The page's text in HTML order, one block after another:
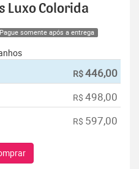
Luxo Colorida
Pague somente após a entrega
R$446,00
R$ 498,00
R$ 597,00